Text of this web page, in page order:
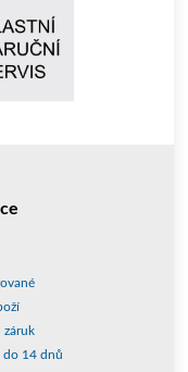
záruk
do 14 dnů